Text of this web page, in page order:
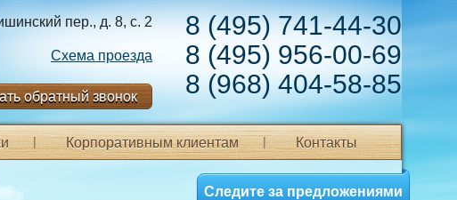
8 (495) 741-44-30
8 (495) 956-00-69
8 (968) 404-58-85
пер., д. 8, с. 2
Схема проезда
обратный звонок
Корпоративным клиентам Контакты
Следите за предложениями